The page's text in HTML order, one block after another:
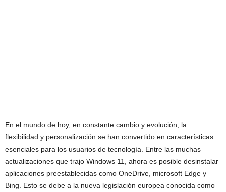
En el mundo de hoy, en constante cambio y evolución, la
flexibilidad y personalización se han convertido en características
esenciales para los usuarios de tecnología. Entre las muchas
actualizaciones que trajo Windows 11, ahora es posible desinstalar
aplicaciones preestablecidas como OneDrive, microsoft Edge y
Bing. Esto se debe a la nueva legislación europea conocida como